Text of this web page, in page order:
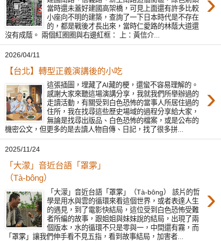
當時還未蓋好建國高架橋，可見上面還有許多比較
小座向不明的建築，查詢了一下日本時代是不存在
的，都是戰後才長出來，當時仁愛路的林蔭大道還
沒有成蔭。 兩個紅圈圈與右邊紅框： 上：黃信介...
2026/04/11
【台北】轉型正義演講後的小吃
›
這張插圖，埋藏了AI藏的梗，還蠻不容易理解的。
感謝大家來聽這場演講分享，我就我們所舉辦過的
走讀活動，有關受到白色恐怖的當事人所居住過的
住所，我在找尋這些歷史場域的過程分享給大家，
無論是找尋出版品、白色恐怖的檔案，或是公布的
機密公文，但更多的是去讀人物自傳、日記，找了很多拼...
2025/11/24
「大濛」音近台語「罩雺」
（Tà-bông）
›
「大濛」音近台語「罩雺」（Tà-bông） 該片的哲
學是用水與雲的循環來看這個世界，或者表達人生
的遇見，到了電影快結局，這位受到白色恐怖受難
者所編的故事，跟姐姐與妹妹說的結局，出現了兩
個版本，水的循環不只是零與一，中間還有霧，而
「罩雺」讓我們伸手看不見五指，看到故事結局，加害者...